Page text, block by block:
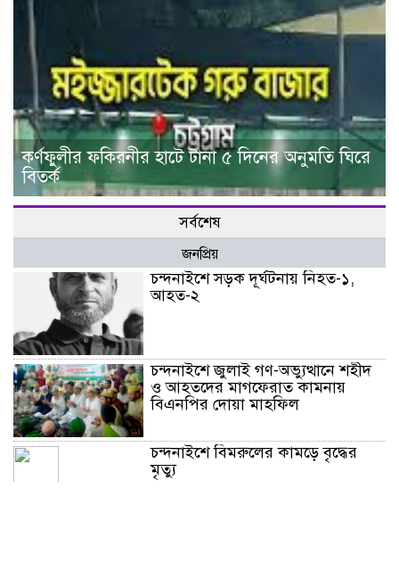
কর্ণফুলীর ফকিরনীর হাটে টানা ৫ দিনের অনুমতি ঘিরে
বিতর্ক
সর্বশেষ
জনপ্রিয়
চন্দনাইশে সড়ক দূর্ঘটনায় নিহত-১,
আহত-২
চন্দনাইশে জুলাই গণ-অভ্যুত্থানে শহীদ
ও আহতদের মাগফেরাত কামনায়
বিএনপির দোয়া মাহফিল
চন্দনাইশে বিমরুলের কামড়ে বৃদ্ধের
মৃত্যু